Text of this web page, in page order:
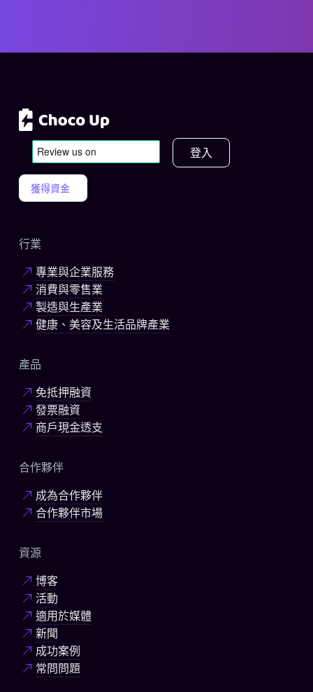
登入
獲得資金
行業
專業與企業服務
消費與零售業
製造與生產業
健康、美容及生活品牌產業
產品
免抵押融資
發票融資
商戶現金透支
合作夥伴
成為合作夥伴
合作夥伴市場
資源
博客
活動
適用於媒體
新聞
成功案例
常問問題